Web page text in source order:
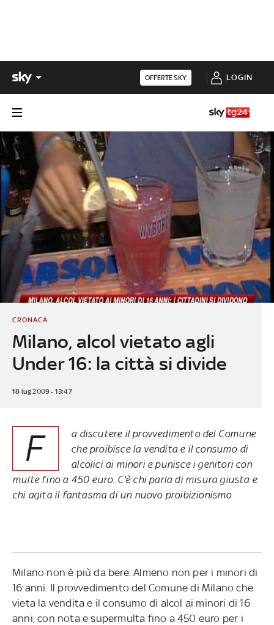
OFFERTE SKY LOGIN
Milano, alcol vietato agli
Under 16: la città si divide
CRONACA
18 lug 2009 - 13:47
F
a discutere il provvedimento del Comune
che proibisce la vendita e il consumo di
alcolici ai minori e punisce i genitori con
multe fino a 450 euro. C'è chi parla di misura giusta e
chi agita il fantasma di un nuovo proibizionismo
Milano non è più da bere. Almeno non per i minori di
16 anni. Il provvedimento del Comune di Milano che
vieta la vendita e il consumo di alcol ai minori di 16
anni, con nota e supermulta fino a 450 euro per i